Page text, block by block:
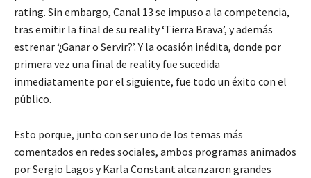
rating. Sin embargo, Canal 13 se impuso a la competencia,
tras emitir la final de su reality ‘Tierra Brava’, y además
estrenar ‘¿Ganar o Servir?’. Y la ocasión inédita, donde por
primera vez una final de reality fue sucedida
inmediatamente por el siguiente, fue todo un éxito con el
público.
Esto porque, junto con ser uno de los temas más
comentados en redes sociales, ambos programas animados
por Sergio Lagos y Karla Constant alcanzaron grandes